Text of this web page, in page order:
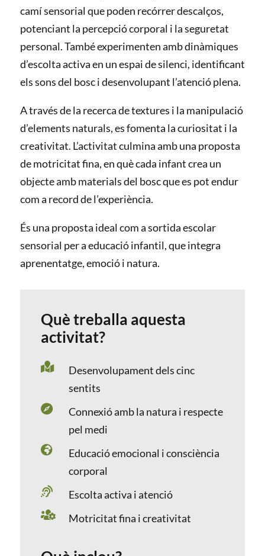
camí sensorial que poden recórrer descalços,
potenciant la percepció corporal i la seguretat
personal. També experimenten amb dinàmiques
d’escolta activa en un espai de silenci, identificant
els sons del bosc i desenvolupant l’atenció plena.
A través de la recerca de textures i la manipulació
d’elements naturals, es fomenta la curiositat i la
creativitat. L’activitat culmina amb una proposta
de motricitat fina, en què cada infant crea un
objecte amb materials del bosc que es pot endur
com a record de l’experiència.
És una proposta ideal com a sortida escolar
sensorial per a educació infantil, que integra
aprenentatge, emoció i natura.
Què treballa aquesta
activitat?

Desenvolupament dels cinc
sentits

Connexió amb la natura i respecte
pel medi

Educació emocional i consciència
corporal
 Escolta activa i atenció
 Motricitat fina i creativitat